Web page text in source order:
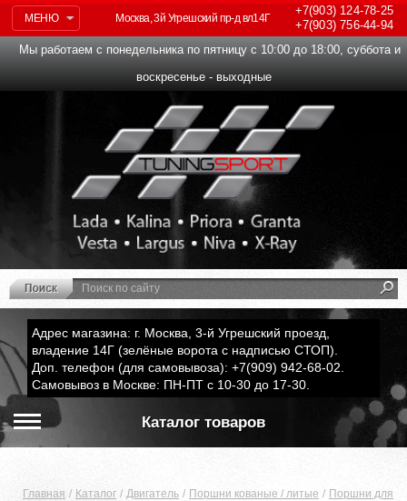
МЕНЮ
+7(903)124-78-25
+7(903)756-44-94
Москва, 3й Угрешский пр-д вл14Г
Мы работаем с понедельника по пятницу с 10:00 до 18:00, суббота и
воскресенье - выходные
Адрес магазина: г. Москва, 3-й Угрешский проезд,
владение 14Г (зелёные ворота с надписью СТОП).
Доп. телефон (для самовывоза): +7(909) 942-68-02.
Самовывоз в Москве: ПН-ПТ с 10-30 до 17-30.
Каталог товаров
Главная Каталог Двигатель Поршни кованые / литые Поршни для